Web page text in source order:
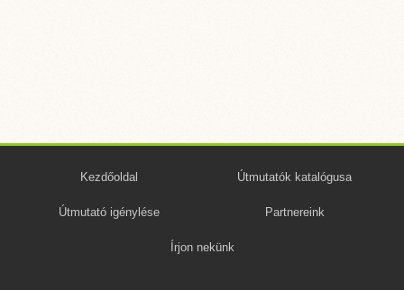
Kezdőoldal Útmutatók katalógusa
Útmutató igénylése Partnereink
Írjon nekünk